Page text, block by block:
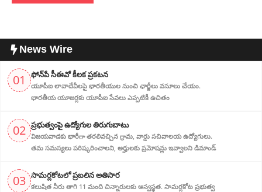
News Wire
01 ఫోన్‌పే సీఈవో కీలక ప్రకటన
యూపీఐ లావాదేవీలపై భారతీయుల నుంచి ఛార్జీలు వసూలు చేయం.
భారతీయ యూజర్లకు యూపీఐ సేవలు ఎప్పటికీ ఉచితం
02 ప్ర‌భుత్వంపై ఉద్యోగుల తిరుగుబాటు
విజయవాడకు భారీగా తరలివచ్చిన గ్రామ‌, వార్డు సచివాలయ ఉద్యోగులు.
తమ సమస్యలు పరిష్కరించాలని, అర్హుల‌కు ప్రమోషన్లు ఇవ్వాలని డిమాండ్
03 సామర్లకోటలో ప్రబలిన అతిసార
కలుషిత నీరు తాగి 11 మంది చిన్నారులకు అస్వస్థత. సామర్లకోట ప్రభుత్వ